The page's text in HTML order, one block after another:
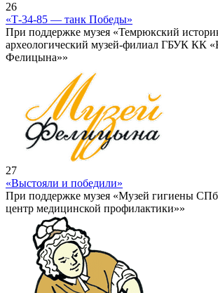
26
«Т-34-85 — танк Победы»
При поддержке музея «Темрюкский
археологический музей-филиал ГБУК
Фелицына»»
27
«Выстояли и победили»
При поддержке музея «Музей гигиены
центр медицинской профилактики»»